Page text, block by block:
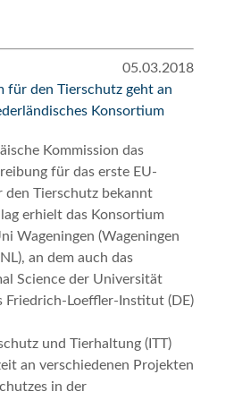
05.03.2018
für den Tierschutz geht an
Konsortium
Kommission das
für das erste EU-
den Tierschutz bekannt
erhielt das Konsortium
Wageningen (Wageningen
an dem auch das
Science der Universität
Friedrich-Loeffler-Institut (DE)
und Tierhaltung (ITT)
an verschiedenen Projekten
in der